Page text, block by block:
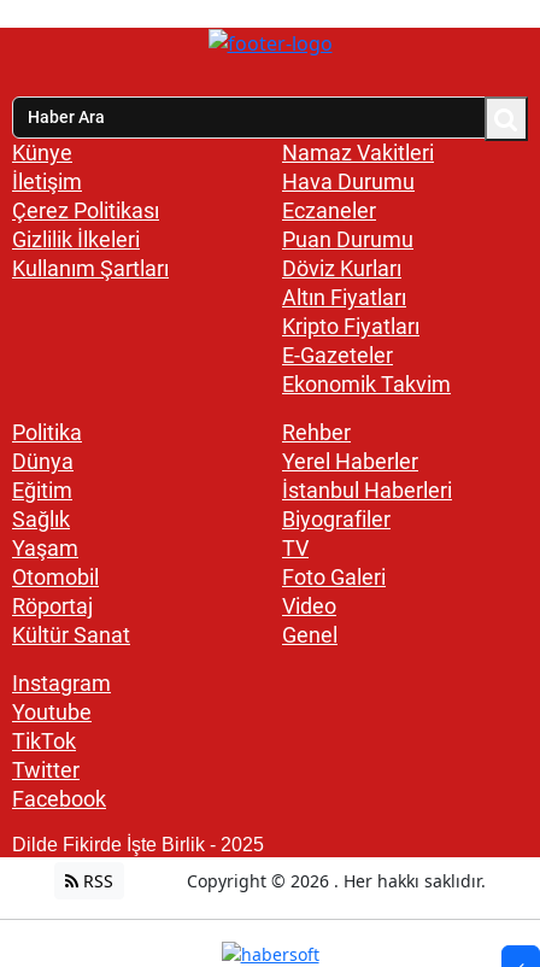
Künye
İletişim
Çerez Politikası
Gizlilik İlkeleri
Kullanım Şartları
Namaz Vakitleri
Hava Durumu
Eczaneler
Puan Durumu
Döviz Kurları
Altın Fiyatları
Kripto Fiyatları
E-Gazeteler
Ekonomik Takvim
Politika
Dünya
Eğitim
Sağlık
Yaşam
Otomobil
Röportaj
Kültür Sanat
Rehber
Yerel Haberler
İstanbul Haberleri
Biyografiler
TV
Foto Galeri
Video
Genel
Instagram
Youtube
TikTok
Twitter
Facebook
Dilde Fikirde İşte Birlik - 2025
RSS Copyright © 2026 . Her hakkı saklıdır.